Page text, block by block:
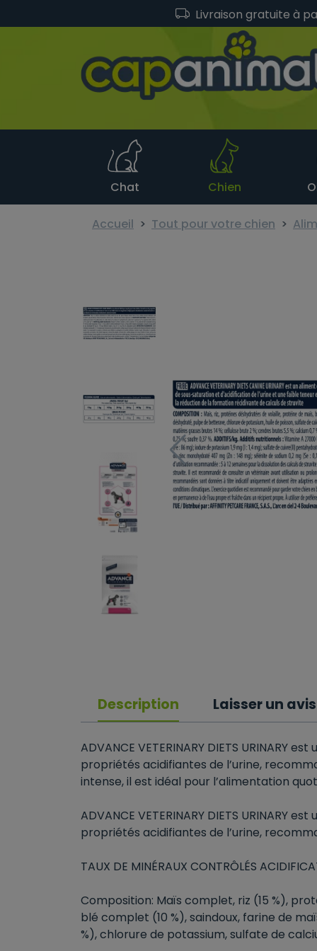
Livraison gratuite à
Chat Chien
Accueil Tout pour votre chien
Description Laisser un avis
ADVANCE VETERINARY DIETS
propriétés acidifiantes de l’urine,
intense, il est idéal pour l’alimentation
ADVANCE VETERINARY DIETS
propriétés acidifiantes de l’urine,
TAUX DE MINÉRAUX CONTRÔLÉS
Composition: Maïs complet, riz (15 %),
blé complet (10 %), saindoux, farine de
%), chlorure de potassium, sulfate de